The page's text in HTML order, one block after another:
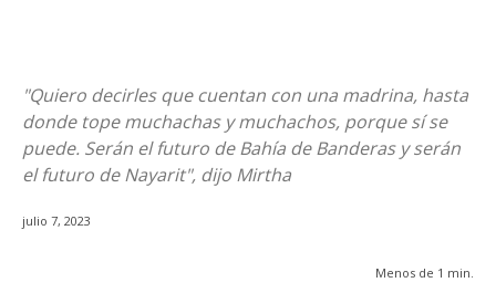
"Quiero decirles que cuentan con una madrina, hasta
donde tope muchachas y muchachos, porque sí se
puede. Serán el futuro de Bahía de Banderas y serán
el futuro de Nayarit", dijo Mirtha
julio 7, 2023
Menos de 1 min.